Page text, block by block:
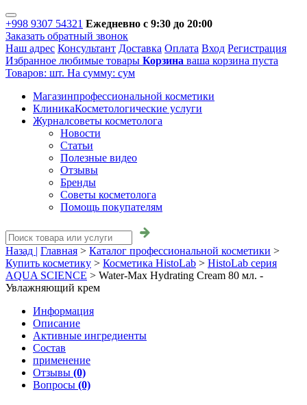
+998 9307 54321 Ежедневно с 9:30 до 20:00
Заказать обратный звонок
Наш адрес Консультант Доставка Оплата Вход Регистрация
Избранное любимые товары Корзина ваша корзина пуста
Товаров: шт. На сумму: сум
Магазинпрофессиональной косметики
КлиникаКосметологические услуги
Журналсоветы косметолога
Новости
Статьи
Полезные видео
Отзывы
Бренды
Советы косметолога
Помощь покупателям
Назад | Главная > Каталог профессиональной косметики >
Купить косметику > Косметика HistoLab > HistoLab серия
AQUA SCIENCE > Water-Max Hydrating Cream 80 мл. -
Увлажняющий крем
Информация
Описание
Активные ингредиенты
Состав
применение
Отзывы (0)
Вопросы (0)